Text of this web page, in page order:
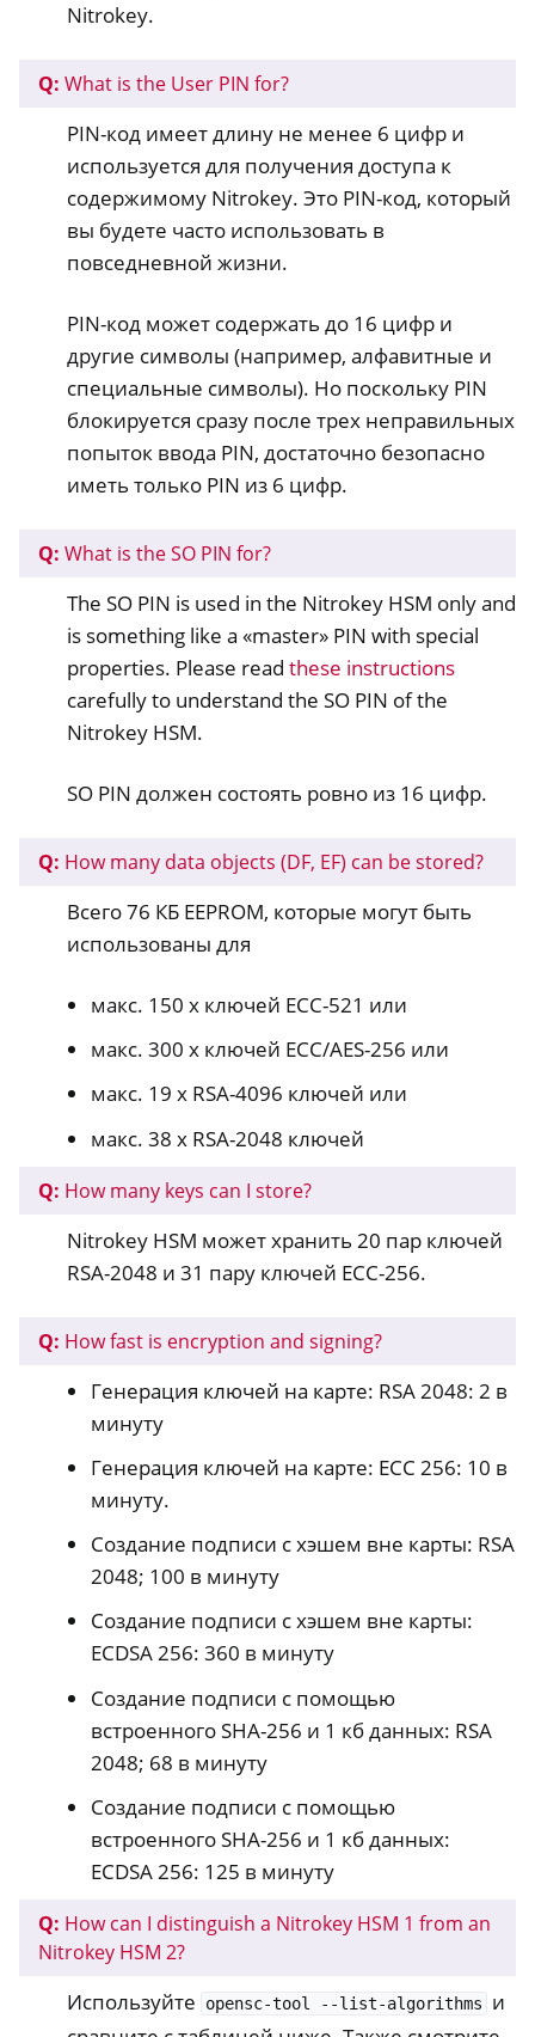
Nitrokey.
Q: What is the User PIN for?
PIN-код имеет длину не менее 6 цифр и
используется для получения доступа к
содержимому Nitrokey. Это PIN-код, который
вы будете часто использовать в
повседневной жизни.
PIN-код может содержать до 16 цифр и
другие символы (например, алфавитные и
специальные символы). Но поскольку PIN
блокируется сразу после трех неправильных
попыток ввода PIN, достаточно безопасно
иметь только PIN из 6 цифр.
Q: What is the SO PIN for?
The SO PIN is used in the Nitrokey HSM only and
is something like a «master» PIN with special
properties. Please read these instructions
carefully to understand the SO PIN of the
Nitrokey HSM.
SO PIN должен состоять ровно из 16 цифр.
Q: How many data objects (DF, EF) can be stored?
Всего 76 КБ EEPROM, которые могут быть
использованы для
макс. 150 x ключей ECC-521 или
макс. 300 x ключей ECC/AES-256 или
макс. 19 x RSA-4096 ключей или
макс. 38 x RSA-2048 ключей
Q: How many keys can I store?
Nitrokey HSM может хранить 20 пар ключей
RSA-2048 и 31 пару ключей ECC-256.
Q: How fast is encryption and signing?
Генерация ключей на карте: RSA 2048: 2 в
минуту
Генерация ключей на карте: ECC 256: 10 в
минуту.
Создание подписи с хэшем вне карты: RSA
2048; 100 в минуту
Создание подписи с хэшем вне карты:
ECDSA 256: 360 в минуту
Создание подписи с помощью
встроенного SHA-256 и 1 кб данных: RSA
2048; 68 в минуту
Создание подписи с помощью
встроенного SHA-256 и 1 кб данных:
ECDSA 256: 125 в минуту
Q: How can I distinguish a Nitrokey HSM 1 from an
Nitrokey HSM 2?
Используйте opensc-tool --list-algorithms
и